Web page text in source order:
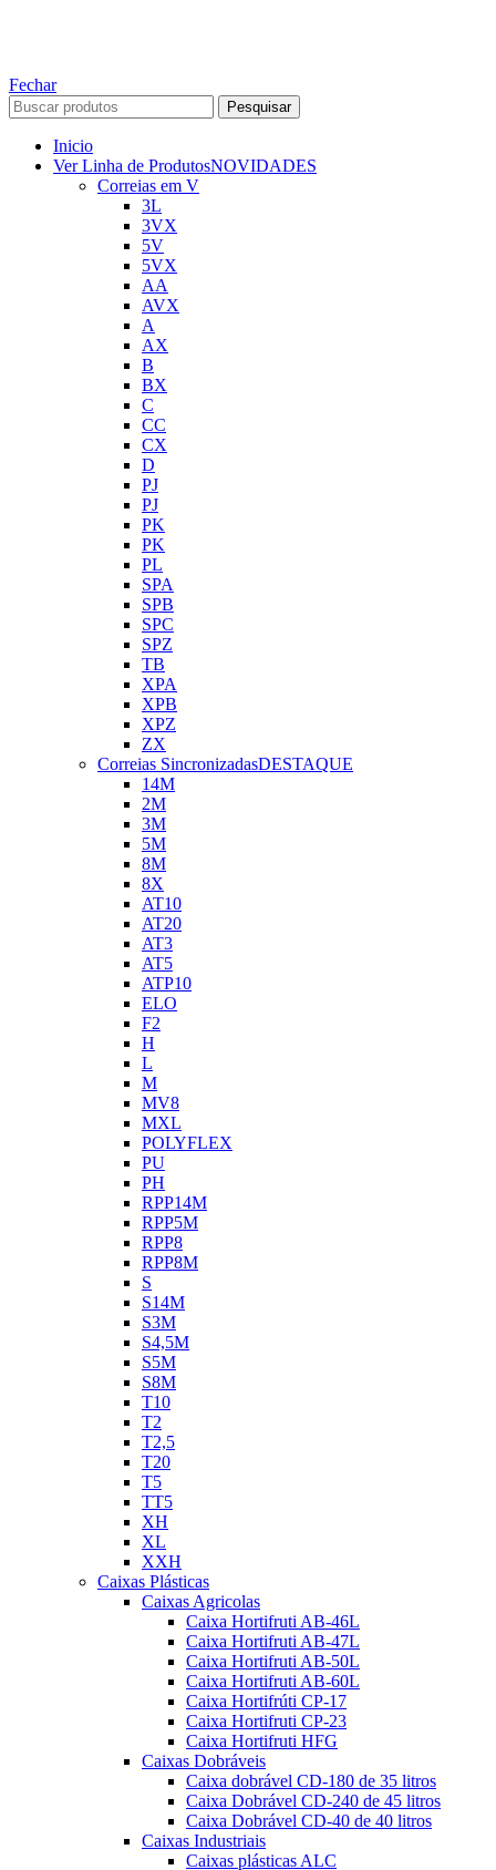
Fechar
Pesquisar
Inicio
Ver Linha de ProdutosNOVIDADES
Correias em V
3L
3VX
5V
5VX
AA
AVX
A
AX
B
BX
C
CC
CX
D
PJ
PJ
PK
PK
PL
SPA
SPB
SPC
SPZ
TB
XPA
XPB
XPZ
ZX
Correias SincronizadasDESTAQUE
14M
2M
3M
5M
8M
8X
AT10
AT20
AT3
AT5
ATP10
ELO
F2
H
L
M
MV8
MXL
POLYFLEX
PU
PH
RPP14M
RPP5M
RPP8
RPP8M
S
S14M
S3M
S4,5M
S5M
S8M
T10
T2
T2,5
T20
T5
TT5
XH
XL
XXH
Caixas Plásticas
Caixas Agricolas
Caixa Hortifruti AB-46L
Caixa Hortifruti AB-47L
Caixa Hortifruti AB-50L
Caixa Hortifruti AB-60L
Caixa Hortifrúti CP-17
Caixa Hortifruti CP-23
Caixa Hortifruti HFG
Caixas Dobráveis
Caixa dobrável CD-180 de 35 litros
Caixa Dobrável CD-240 de 45 litros
Caixa Dobrável CD-40 de 40 litros
Caixas Industriais
Caixas plásticas ALC